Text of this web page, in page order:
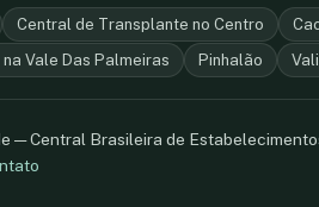
Central de Transplante no Centro
Vale Das Palmeiras Pinhalão
Central Brasileira de